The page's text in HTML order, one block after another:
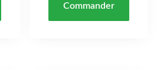
Commander